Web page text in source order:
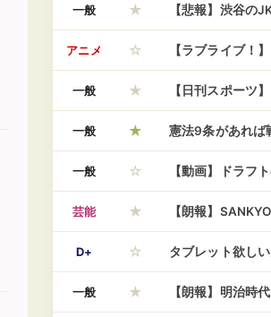
ｗ
一般 ★ 【悲報】渋谷の
ｗ：26/06/08の
アニメ ☆ 【ラブライブ！
＋活動記録【ラ
一般 ★ 【日刊スポーツ
去報道を認める
一般 ★ 憲法9条があれば
一般 ☆ 【動画】ドラフ
芸能 ★ 【朗報】
D+ ☆ タブレット欲し
一般 ★ 【朗報】明治時